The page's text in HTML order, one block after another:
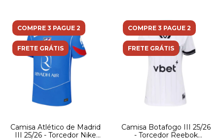
COMPRE 3 PAGUE 2
FRETE GRÁTIS
Camisa Atlético de Madrid
III 25/26 - Torcedor Nike
COMPRE 3 PAGUE 2
FRETE GRÁTIS
Camisa Botafogo III 25/26
- Torcedor Reebok